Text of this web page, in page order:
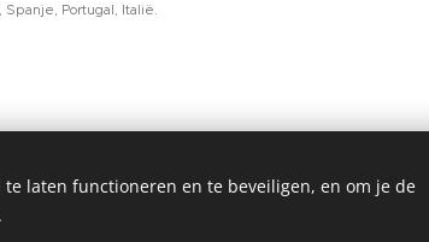
Spanje, Portugal, Italië.
VRIESCELLEN.nl is onderdeel van
laten functioneren en te beveiligen, en om je de